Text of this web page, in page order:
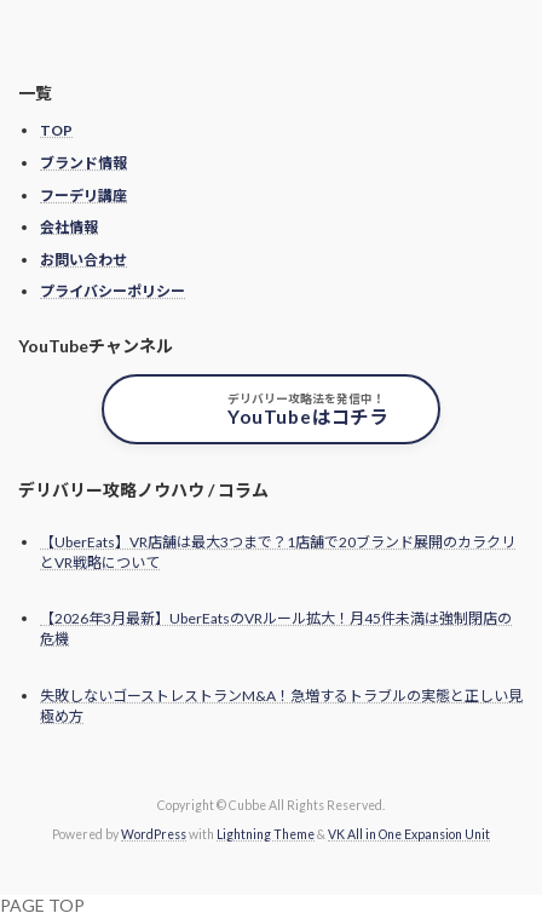
一覧
TOP
ブランド情報
フーデリ講座
会社情報
お問い合わせ
プライバシーポリシー
YouTubeチャンネル
デリバリー攻略法を発信中！
YouTubeはコチラ
デリバリー攻略ノウハウ / コラム
【UberEats】VR店舗は最大3つまで？1店舗で20ブランド展開のカラクリ
とVR戦略について
【2026年3月最新】UberEatsのVRルール拡大！月45件未満は強制閉店の
危機
失敗しないゴーストレストランM&A！急増するトラブルの実態と正しい見
極め方
Copyright © Cubbe All Rights Reserved.
Powered byWordPresswith Lightning Theme& VK All in One Expansion Unit
PAGE TOP